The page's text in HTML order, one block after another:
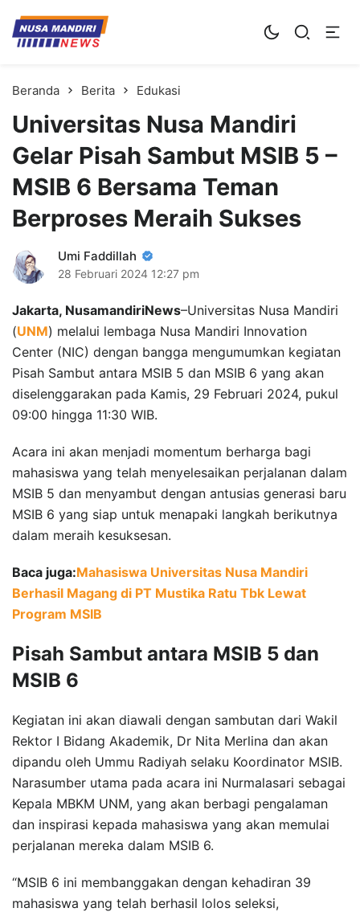
Kampus Digital Bisnis
Universitas Nusa Mandiri
Beranda Berita Edukasi
Universitas Nusa Mandiri
Gelar Pisah Sambut MSIB 5 –
MSIB 6 Bersama Teman
Berproses Meraih Sukses
Umi Faddillah
28 Februari 2024 12:27 pm
Jakarta, NusamandiriNews–Universitas Nusa Mandiri
(UNM) melalui lembaga Nusa Mandiri Innovation
Center (NIC) dengan bangga mengumumkan kegiatan
Pisah Sambut antara MSIB 5 dan MSIB 6 yang akan
diselenggarakan pada Kamis, 29 Februari 2024, pukul
09:00 hingga 11:30 WIB.
Acara ini akan menjadi momentum berharga bagi
mahasiswa yang telah menyelesaikan perjalanan dalam
MSIB 5 dan menyambut dengan antusias generasi baru
MSIB 6 yang siap untuk menapaki langkah berikutnya
dalam meraih kesuksesan.
Baca juga:Mahasiswa Universitas Nusa Mandiri
Berhasil Magang di PT Mustika Ratu Tbk Lewat
Program MSIB
Pisah Sambut antara MSIB 5 dan
MSIB 6
Kegiatan ini akan diawali dengan sambutan dari Wakil
Rektor I Bidang Akademik, Dr Nita Merlina dan akan
dipandu oleh Ummu Radiyah selaku Koordinator MSIB.
Narasumber utama pada acara ini Nurmalasari sebagai
Kepala MBKM UNM, yang akan berbagi pengalaman
dan inspirasi kepada mahasiswa yang akan memulai
perjalanan mereka dalam MSIB 6.
“MSIB 6 ini membanggakan dengan kehadiran 39
mahasiswa yang telah berhasil lolos seleksi,